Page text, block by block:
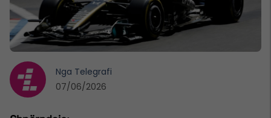
Nga Telegrafi
07/06/2026